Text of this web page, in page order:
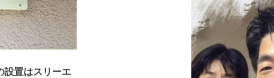
設置はスリーエ